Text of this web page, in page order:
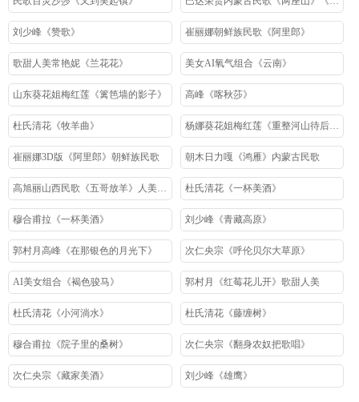
刘少峰《赞歌》 崔丽娜朝鲜族民歌《阿里郎》
歌甜人美常艳妮《兰花花》 美女AI氧气组合《云南》
山东葵花姐梅红莲《篱笆墙的影子》 高峰《喀秋莎》
杜氏清花《牧羊曲》 杨娜葵花姐梅红莲《重整河山待后生》
崔丽娜3D版《阿里郎》朝鲜族民歌 朝木日力嘎《鸿雁》内蒙古民歌
高旭丽山西民歌《五哥放羊》人美歌甜 杜氏清花《一杯美酒》
穆合甫拉《一杯美酒》 刘少峰《青藏高原》
郭村月高峰《在那银色的月光下》 次仁央宗《呼伦贝尔大草原》
AI美女组合《褐色骏马》 郭村月《红莓花儿开》歌甜人美
杜氏清花《小河淌水》 杜氏清花《藤缠树》
穆合甫拉《院子里的桑树》 次仁央宗《翻身农奴把歌唱》
次仁央宗《藏家美酒》 刘少峰《雄鹰》